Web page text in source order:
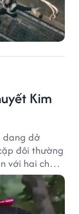
Kim
dang dở
đôi thường
với hai chữ